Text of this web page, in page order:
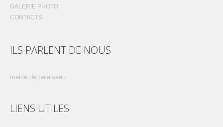
GALERIE PHOTO
CONTACTS
ILS PARLENT DE NOUS
mairie de palaiseau
LIENS UTILES